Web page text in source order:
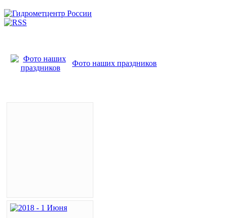
Фото наших праздников